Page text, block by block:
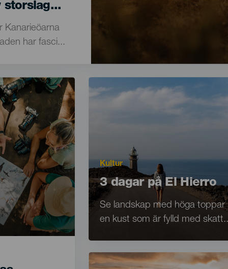
storslag...
Kanarieöarna
har fasci...
Imagen
Imagen
Motivación
Principal
Kultur
Titular
3 dagar på El Hierro
Texto
para
meta-
Se landskap med höga toppar
en kust som är fylld med
Imagen
Listado
Imagen